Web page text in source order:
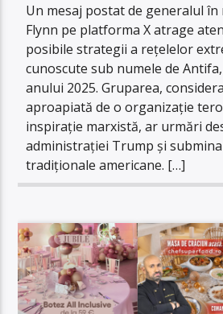
Un mesaj postat de generalul
Flynn pe platforma X atrage
posibile strategii a rețelelor
cunoscute sub numele de
anului 2025. Gruparea,
aproapiată de o organizație
inspirație marxistă, ar urmări
administrației Trump și
tradiționale americane. […]